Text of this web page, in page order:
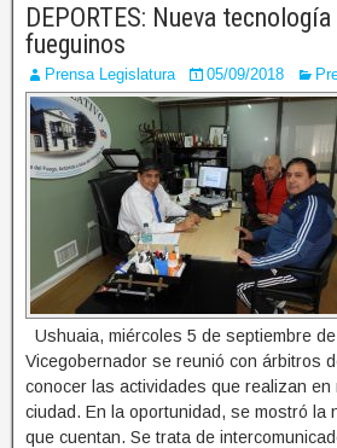
DEPORTES: Nueva
fueguinos
Prensa Legislatura 05/09/2018
Ushuaia, miércoles 5 de septiembre de
Vicegobernador se reunió con árbitros
conocer las actividades que realizan en
ciudad. En la oportunidad, se mostró la
que cuentan. Se trata de